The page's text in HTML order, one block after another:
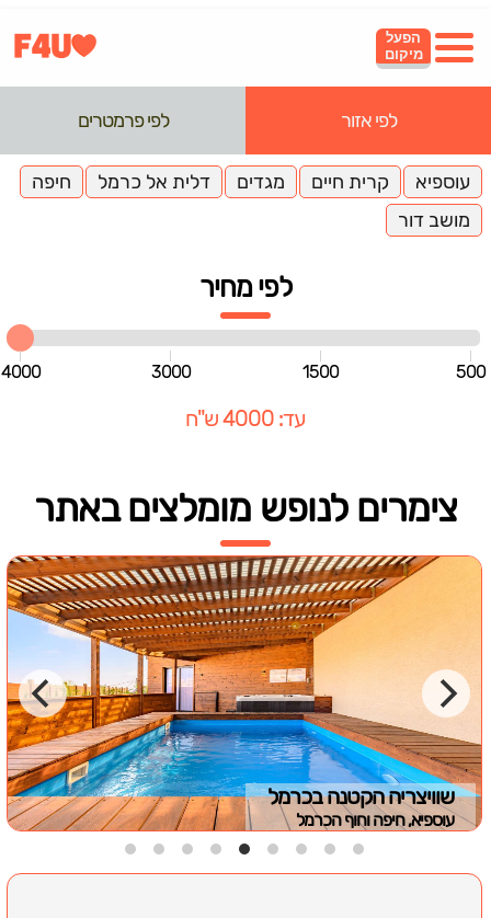
הפעל
מיקום
לפי אזור לפי פרמטרים
עוספיא קרית חיים מגדים דלית אל כרמל
חיפה
מושב דור
לפי מחיר
500
1500
3000
4000
עד: 4000 ש"ח
צימרים לנופש מומלצים באתר
שוויצריה הקטנה בכרמל
עוספיא, חיפה וחוף הכרמל